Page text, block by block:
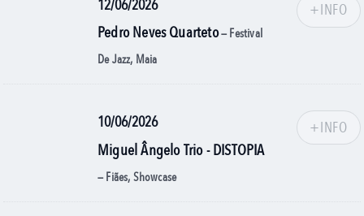
12/06/2026
Pedro Neves Quarteto— Festival
De Jazz, Maia
+INFO
10/06/2026
Miguel Ângelo Trio - DISTOPIA
— Fiães, Showcase
+INFO